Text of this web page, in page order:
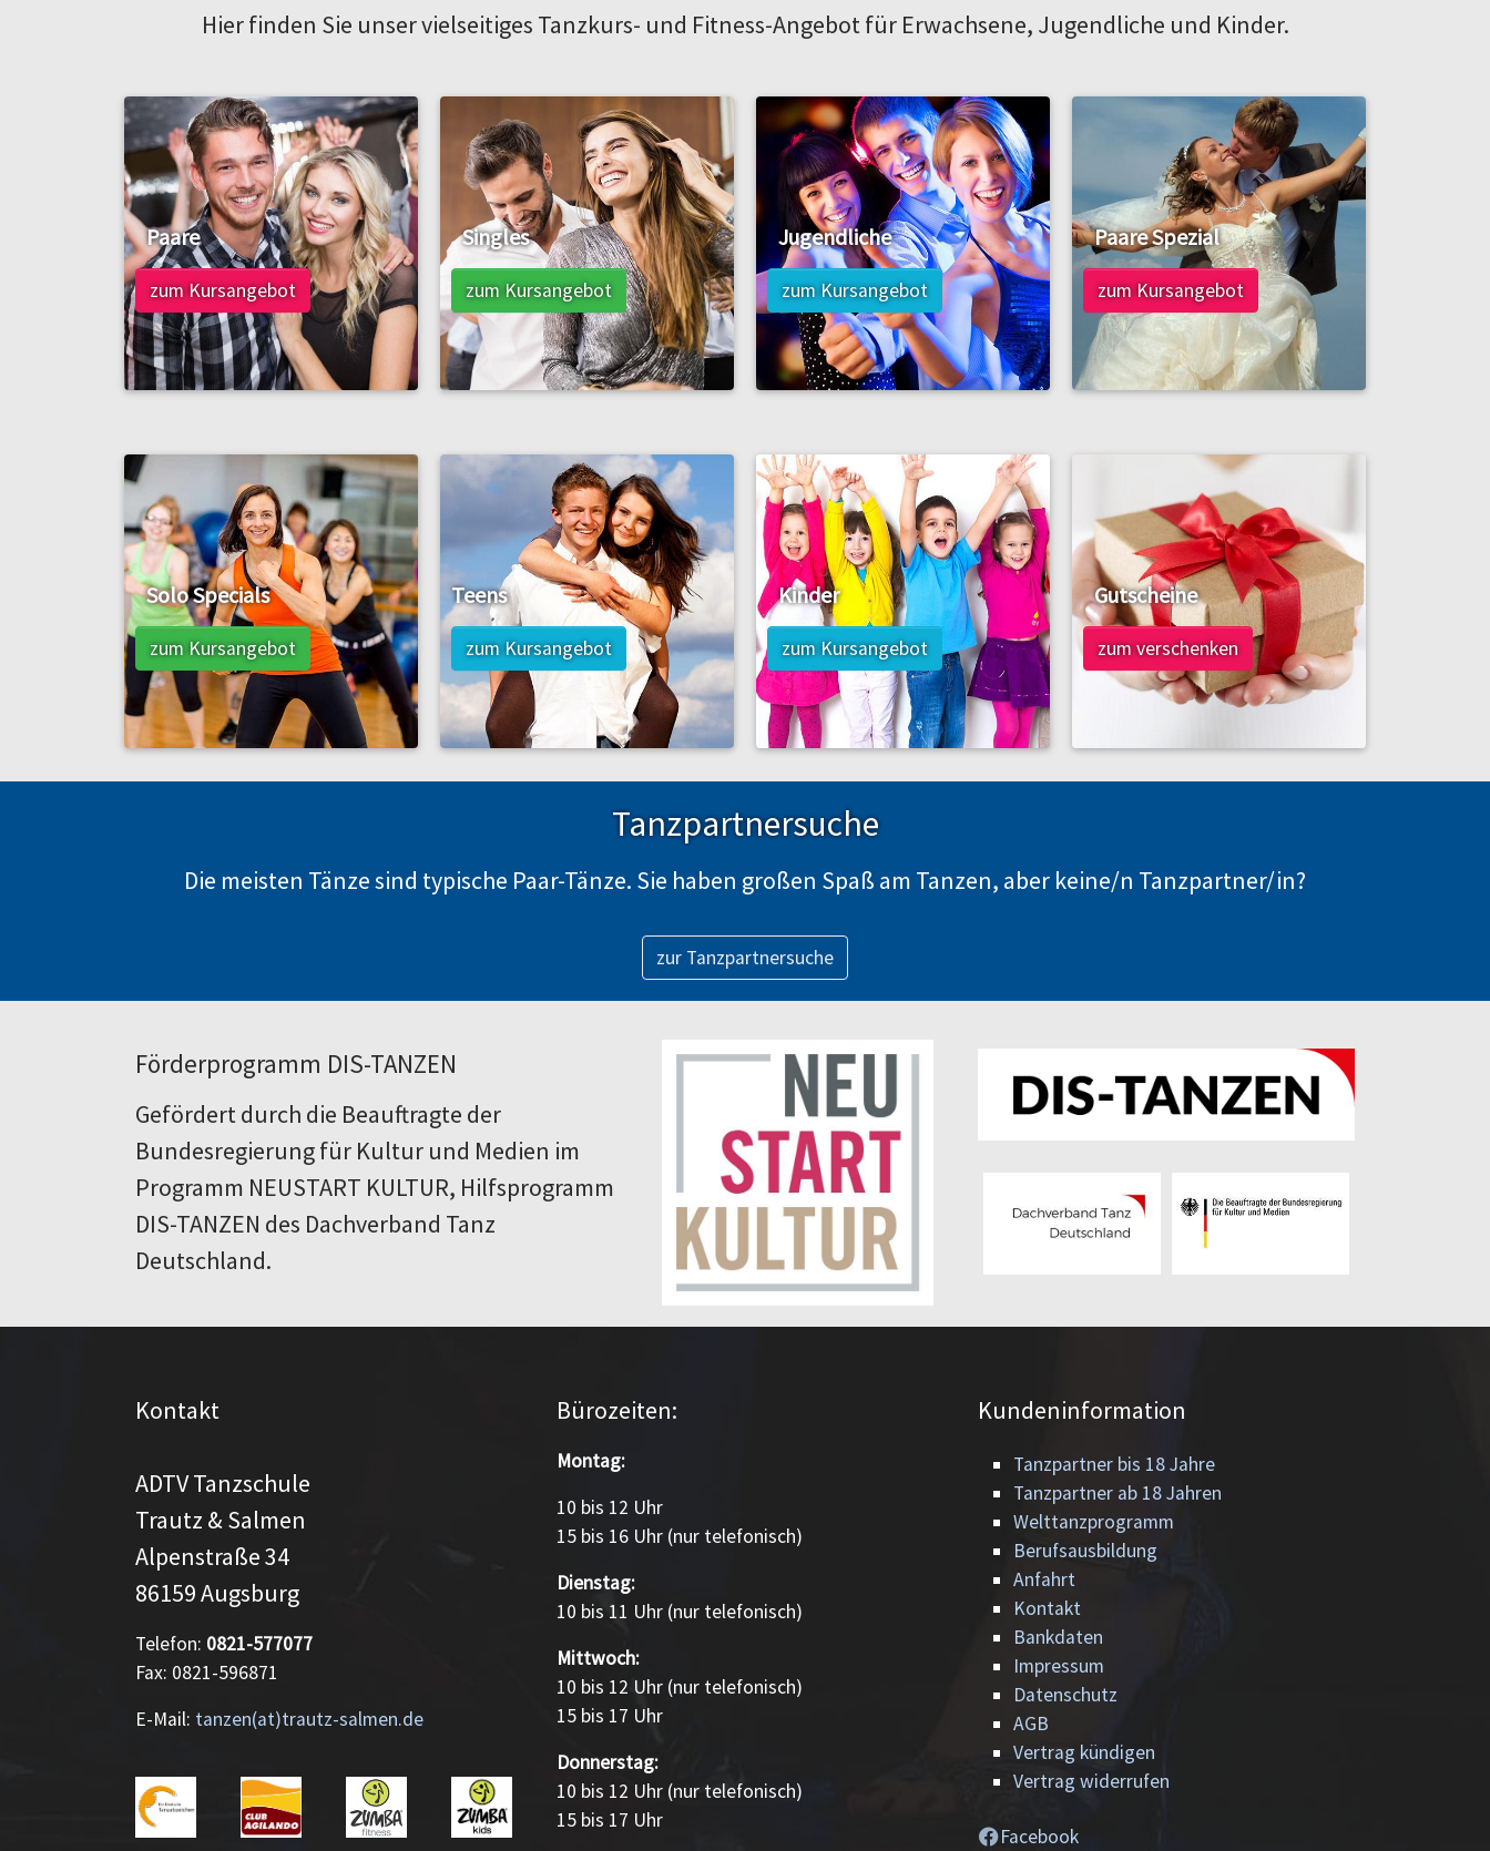
Hier finden Sie unser vielseitiges Tanzkurs- und Fitness-Angebot für Erwachsene, Jugendliche und Kinder.
Paare
zum Kursangebot
Singles
zum Kursangebot
Jugendliche
zum Kursangebot
Paare Spezial
zum Kursangebot
Solo Specials
zum Kursangebot
Teens
zum Kursangebot
Kinder
zum Kursangebot
Gutscheine
zum verschenken
Tanzpartnersuche
Die meisten Tänze sind typische Paar-Tänze. Sie haben großen Spaß am Tanzen, aber keine/n Tanzpartner/in?
zur Tanzpartnersuche
Förderprogramm DIS-TANZEN
Gefördert durch die Beauftragte der
Bundesregierung für Kultur und Medien im
Programm NEUSTART KULTUR, Hilfsprogramm
DIS-TANZEN des Dachverband Tanz
Deutschland.
Kontakt
ADTV Tanzschule
Trautz & Salmen
Alpenstraße 34
86159 Augsburg
Telefon: 0821-577077
Fax: 0821-596871
E-Mail: tanzen(at)trautz-salmen.de
Bürozeiten:
Montag:
10 bis 12 Uhr
15 bis 16 Uhr (nur telefonisch)
Dienstag:
10 bis 11 Uhr (nur telefonisch)
Mittwoch:
10 bis 12 Uhr (nur telefonisch)
15 bis 17 Uhr
Donnerstag:
10 bis 12 Uhr (nur telefonisch)
15 bis 17 Uhr
Kundeninformation
Tanzpartner bis 18 Jahre
Tanzpartner ab 18 Jahren
Welttanzprogramm
Berufsausbildung
Anfahrt
Kontakt
Bankdaten
Impressum
Datenschutz
AGB
Vertrag kündigen
Vertrag widerrufen
Facebook